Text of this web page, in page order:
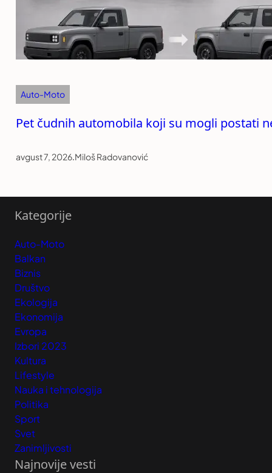
Auto-Moto
Pet čudnih automobila koji su mogli postati
avgust 7, 2026.Miloš Radovanović
Kategorije
Auto-Moto
Balkan
Biznis
Društvo
Ekologija
Ekonomija
Evropa
Izbori 2023
Kultura
Lifestyle
Nauka i tehnologija
Politika
Sport
Svet
Zanimljivosti
Najnovije vesti